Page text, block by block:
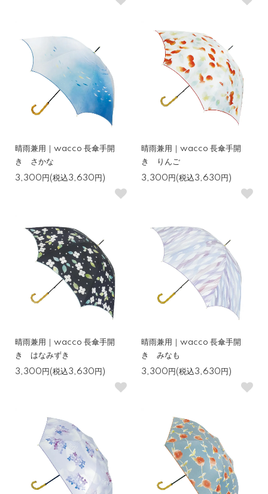
晴雨兼用｜wacco 長傘手開
き さかな
3,300円(税込3,630円)
晴雨兼用｜wacco 長傘手開
き りんご
3,300円(税込3,630円)
晴雨兼用｜wacco 長傘手開
き はなみずき
3,300円(税込3,630円)
晴雨兼用｜wacco 長傘手開
き みなも
3,300円(税込3,630円)